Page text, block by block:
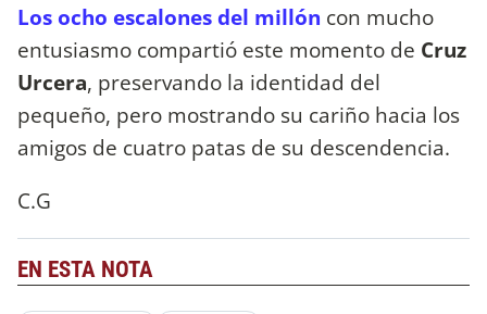
Los ocho escalones del millón con mucho
entusiasmo compartió este momento de Cruz
Urcera, preservando la identidad del
pequeño, pero mostrando su cariño hacia los
amigos de cuatro patas de su descendencia.
C.G
EN ESTA NOTA